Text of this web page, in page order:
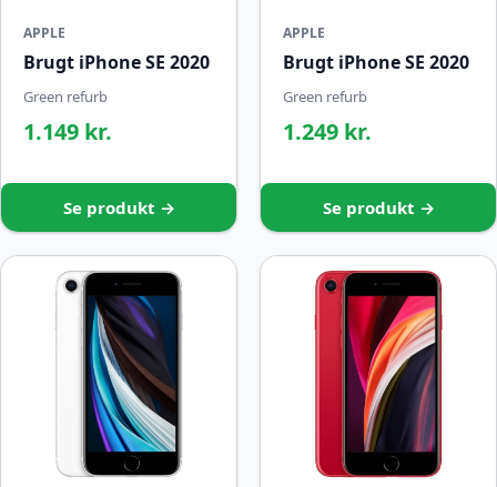
APPLE
Brugt iPhone SE 2020
Green refurb
1.149 kr.
Se produkt →
APPLE
Brugt iPhone SE 2020
Green refurb
1.249 kr.
Se produkt →